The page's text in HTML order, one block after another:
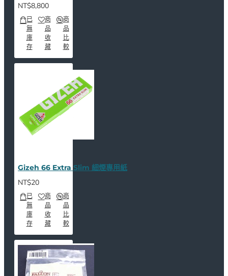
NT$8,800
已
無
庫
存
商
品
收
藏
商
品
比
較
Gizeh 66 Extra Slim 細煙專用紙
NT$20
已
無
庫
存
商
品
收
藏
商
品
比
較